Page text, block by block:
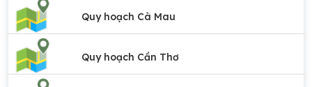
Quy hoạch Cà Mau
Quy hoạch Cần Thơ